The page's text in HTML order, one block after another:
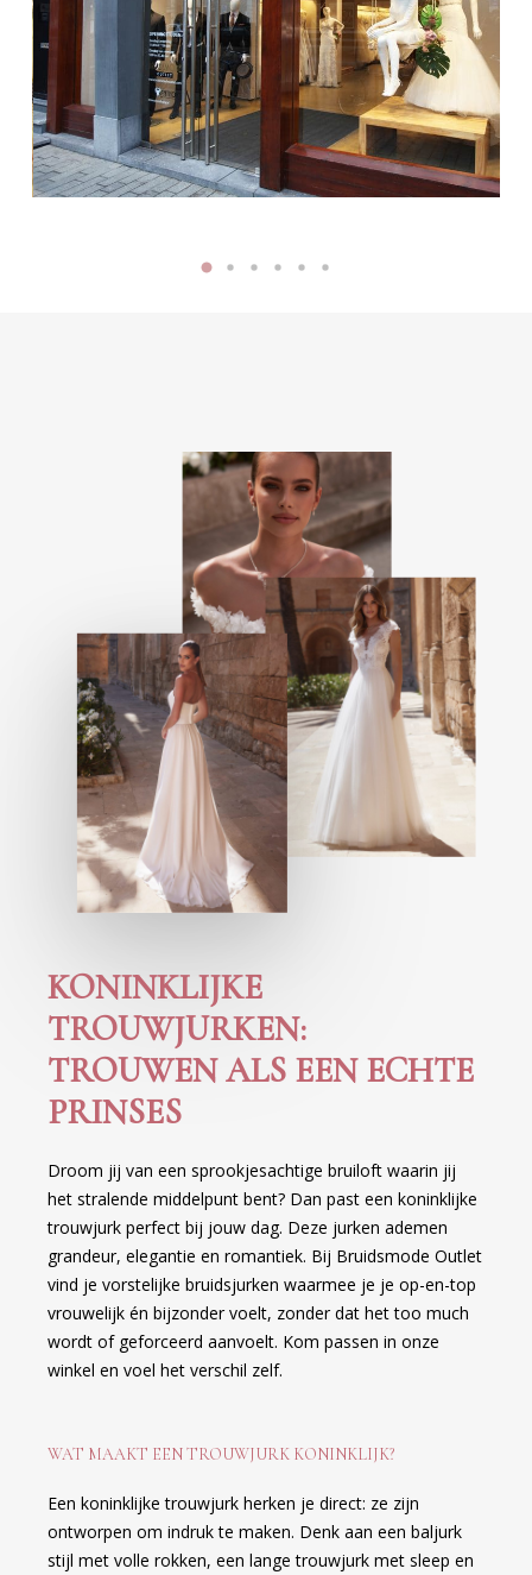
KONINKLIJKE
TROUWJURKEN:
TROUWEN ALS EEN ECHTE
PRINSES
Droom jij van een sprookjesachtige bruiloft waarin jij
het stralende middelpunt bent? Dan past een koninklijke
trouwjurk perfect bij jouw dag. Deze jurken ademen
grandeur, elegantie en romantiek. Bij Bruidsmode Outlet
vind je vorstelijke bruidsjurken waarmee je je op-en-top
vrouwelijk én bijzonder voelt, zonder dat het too much
wordt of geforceerd aanvoelt. Kom passen in onze
winkel en voel het verschil zelf.
WAT MAAKT EEN TROUWJURK KONINKLIJK?
Een koninklijke trouwjurk herken je direct: ze zijn
ontworpen om indruk te maken. Denk aan een baljurk
stijl met volle rokken, een lange trouwjurk met sleep en